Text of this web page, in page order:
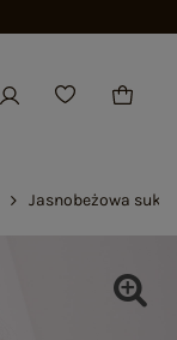
Jasnobeżowa